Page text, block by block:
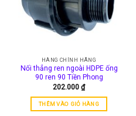
HÀNG CHÍNH HÃNG
Nối thẳng ren ngoài HDPE ống
90 ren 90 Tiền Phong
202.000 ₫
THÊM VÀO GIỎ HÀNG